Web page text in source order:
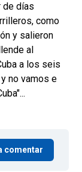
de días
como
y salieron
al
a los seis
no vamos e
comentar